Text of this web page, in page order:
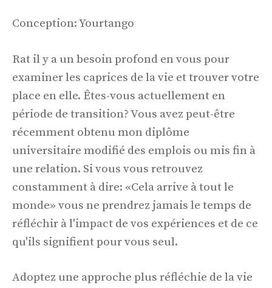
Conception: Yourtango
Rat il y a un besoin profond en vous pour
examiner les caprices de la vie et trouver votre
place en elle. Êtes-vous actuellement en
période de transition? Vous avez peut-être
récemment obtenu mon diplôme
universitaire modifié des emplois ou mis fin à
une relation. Si vous vous retrouvez
constamment à dire: «Cela arrive à tout le
monde» vous ne prendrez jamais le temps de
réfléchir à l'impact de vos expériences et de ce
qu'ils signifient pour vous seul.
Adoptez une approche plus réfléchie de la vie